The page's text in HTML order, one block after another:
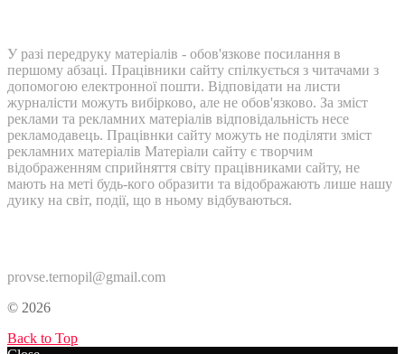
У разі передруку матеріалів - обов'язкове посилання в
першому абзаці. Працівники сайту спілкується з читачами з
допомогою електронної пошти. Відповідати на листи
журналісти можуть вибірково, але не обов'язково. За зміст
реклами та рекламних матеріалів відповідальність несе
рекламодавець. Працівнки сайту можуть не поділяти зміст
рекламних матеріалів Матеріали сайту є творчим
відображенням сприйняття світу працівниками сайту, не
мають на меті будь-кого образити та відображають лише нашу
дуику на світ, події, що в ньому відбуваються.
provse.ternopil@gmail.com
© 2026
Back to Top